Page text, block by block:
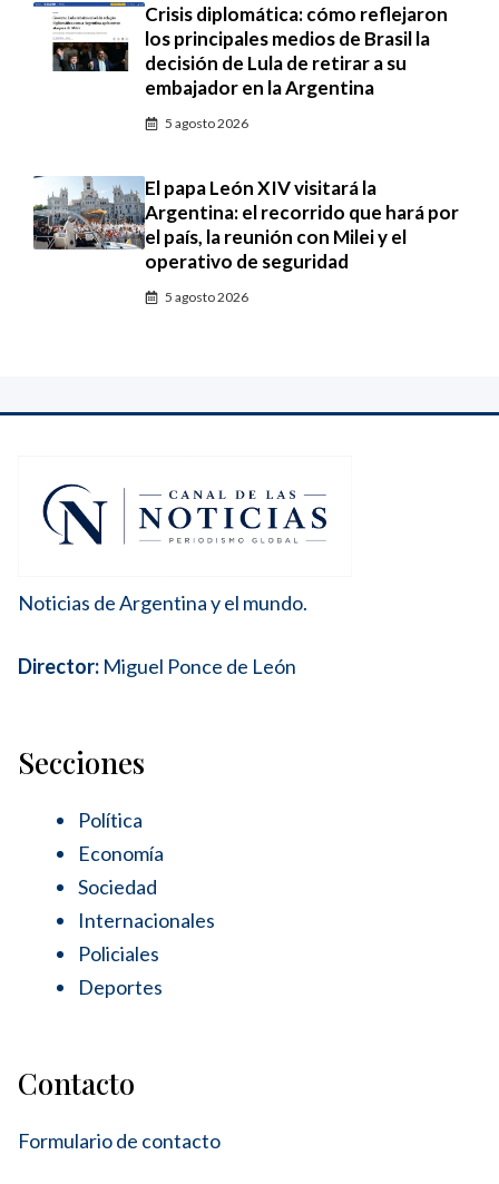
Crisis diplomática: cómo reflejaron
los principales medios de Brasil la
decisión de Lula de retirar a su
embajador en la Argentina
5 agosto 2026
El papa León XIV visitará la
Argentina: el recorrido que hará por
el país, la reunión con Milei y el
operativo de seguridad
5 agosto 2026
Noticias de Argentina y el mundo.
Director: Miguel Ponce de León
Secciones
Política
Economía
Sociedad
Internacionales
Policiales
Deportes
Contacto
Formulario de contacto